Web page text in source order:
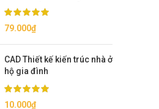
79.000₫
CAD Thiết kế kiến trúc nhà ở
hộ gia đình
10.000₫